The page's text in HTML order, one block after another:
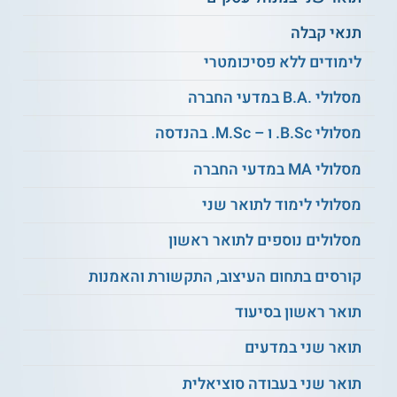
לימודי מדעי החיים ופסיכולוגיה
נושאי לימוד
מערכות סנסומטריות
פיזיולוגיה של בעלי
זואולוגיה של חסרי
תנאי קבלה
לימודים ללא פסיכומטרי
מסלולי .B.A במדעי החברה
מסלולי B.Sc. ו – M.Sc. בהנדסה
מסלולי MA במדעי החברה
מסלולי לימוד לתואר שני
מסלולים נוספים לתואר ראשון
קורסים בתחום העיצוב, התקשורת והאמנות
תואר ראשון בסיעוד
תואר שני במדעים
תואר שני בעבודה סוציאלית